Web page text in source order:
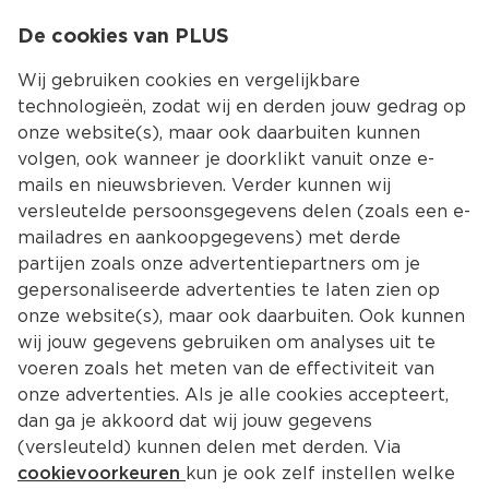
Kies jouw
Terug Producten
De cookies van PLUS
Wij gebruiken cookies en vergelijkbare
technologieën, zodat wij en derden jouw gedrag op
onze website(s), maar ook daarbuiten kunnen
volgen, ook wanneer je doorklikt vanuit onze e-
mails en nieuwsbrieven. Verder kunnen wij
versleutelde persoonsgegevens delen (zoals een e-
mailadres en aankoopgegevens) met derde
partijen zoals onze advertentiepartners om je
gepersonaliseerde advertenties te laten zien op
onze website(s), maar ook daarbuiten. Ook kunnen
wij jouw gegevens gebruiken om analyses uit te
voeren zoals het meten van de effectiviteit van
onze advertenties. Als je alle cookies accepteert,
dan ga je akkoord dat wij jouw gegevens
(versleuteld) kunnen delen met derden. Via
cookievoorkeuren kun je ook zelf instellen welke